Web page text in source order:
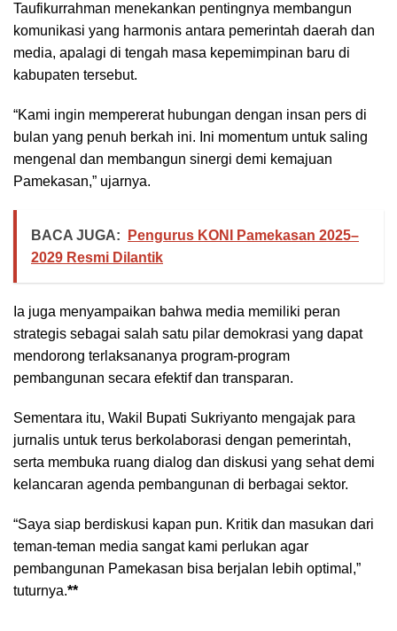
Taufikurrahman menekankan pentingnya membangun
komunikasi yang harmonis antara pemerintah daerah dan
media, apalagi di tengah masa kepemimpinan baru di
kabupaten tersebut.
“Kami ingin mempererat hubungan dengan insan pers di
bulan yang penuh berkah ini. Ini momentum untuk saling
mengenal dan membangun sinergi demi kemajuan
Pamekasan,” ujarnya.
BACA JUGA:
Pengurus KONI Pamekasan 2025–
2029 Resmi Dilantik
Ia juga menyampaikan bahwa media memiliki peran
strategis sebagai salah satu pilar demokrasi yang dapat
mendorong terlaksananya program-program
pembangunan secara efektif dan transparan.
Sementara itu, Wakil Bupati Sukriyanto mengajak para
jurnalis untuk terus berkolaborasi dengan pemerintah,
serta membuka ruang dialog dan diskusi yang sehat demi
kelancaran agenda pembangunan di berbagai sektor.
“Saya siap berdiskusi kapan pun. Kritik dan masukan dari
teman-teman media sangat kami perlukan agar
pembangunan Pamekasan bisa berjalan lebih optimal,”
tuturnya.**